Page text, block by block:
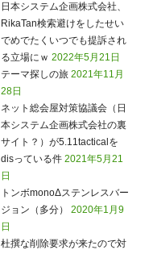
日本システム企画株式会社、
RikaTan検索避けをしたせい
でめでたくいつでも提訴され
る立場にｗ 2022年5月21日
テーマ探しの旅 2021年11月
28日
ネット総会屋対策協議会（日
本システム企画株式会社の裏
サイト？）が5.11tacticalを
disっている件 2021年5月21
日
トンボmonoΔステンレスバー
ジョン（多分）
2020年1月9
日
杜撰な削除要求が来たので対